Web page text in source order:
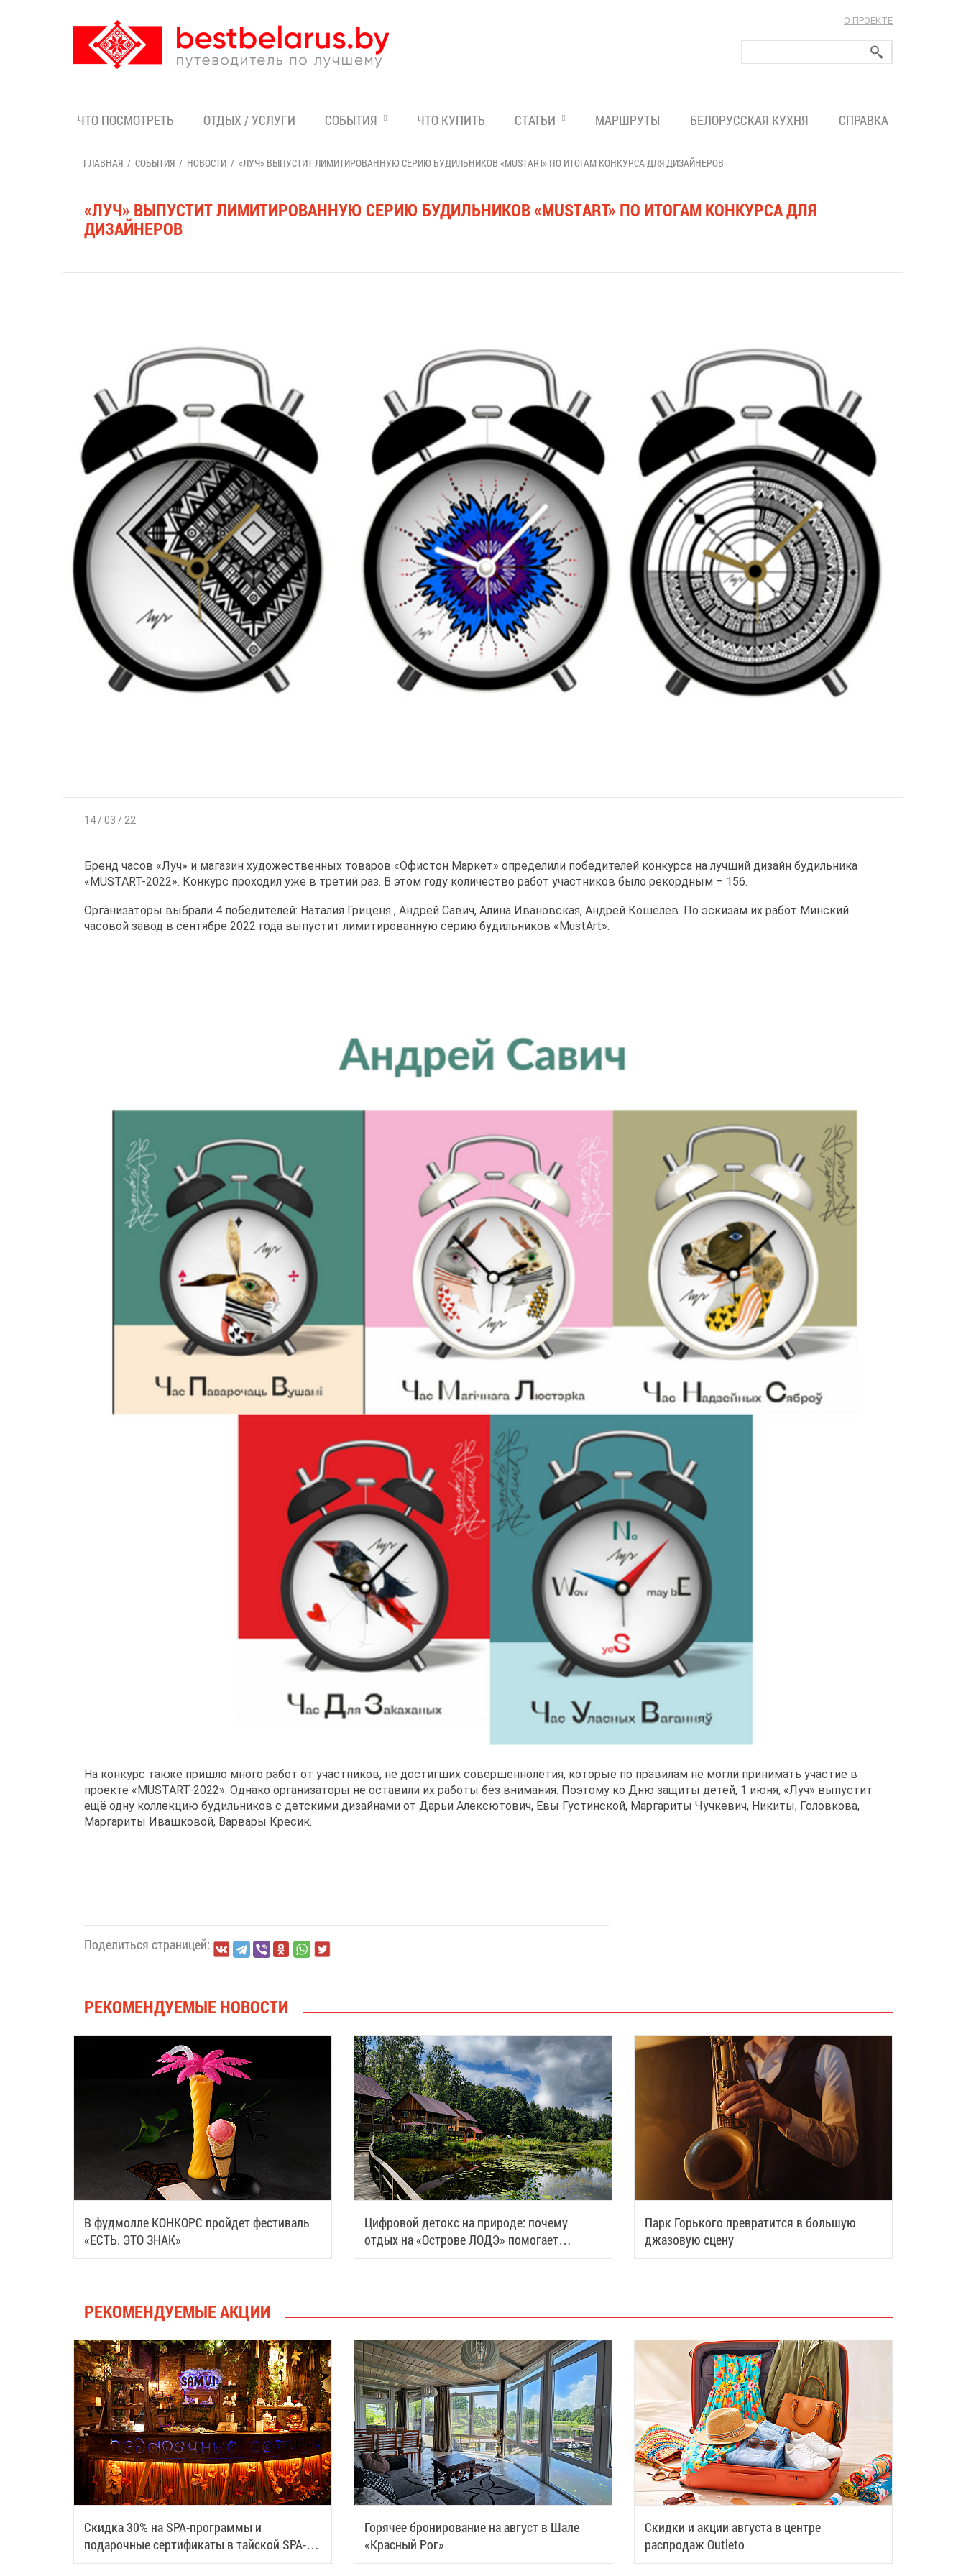
О ПРОЕКТЕ
ЧТО ПОСМОТРЕТЬ ОТДЫХ / УСЛУГИ СОБЫТИЯ ЧТО КУПИТЬ СТАТЬИ МАРШРУТЫ БЕЛОРУССКАЯ КУХНЯ СПРАВКА
ГЛАВНАЯ СОБЫТИЯ НОВОСТИ «ЛУЧ» ВЫПУСТИТ ЛИМИТИРОВАННУЮ СЕРИЮ БУДИЛЬНИКОВ «MUSTART» ПО ИТОГАМ КОНКУРСА ДЛЯ ДИЗАЙНЕРОВ
«ЛУЧ» ВЫПУСТИТ ЛИМИТИРОВАННУЮ СЕРИЮ БУДИЛЬНИКОВ «MUSTART» ПО ИТОГАМ КОНКУРСА ДЛЯ
ДИЗАЙНЕРОВ
14 / 03 / 22
Бренд часов «Луч» и магазин художественных товаров «Офистон Маркет» определили победителей конкурса на лучший дизайн будильника
«MUSTART-2022». Конкурс проходил уже в третий раз. В этом году количество работ участников было рекордным – 156.
Организаторы выбрали 4 победителей: Наталия Гриценя , Андрей Савич, Алина Ивановская, Андрей Кошелев. По эскизам их работ Минский
часовой завод в сентябре 2022 года выпустит лимитированную серию будильников «MustArt».
На конкурс также пришло много работ от участников, не достигших совершеннолетия, которые по правилам не могли принимать участие в
проекте «MUSTART-2022». Однако организаторы не оставили их работы без внимания. Поэтому ко Дню защиты детей, 1 июня, «Луч» выпустит
ещё одну коллекцию будильников с детскими дизайнами от Дарьи Алексютович, Евы Густинской, Маргариты Чучкевич, Никиты, Головкова,
Маргариты Ивашковой, Варвары Кресик.
Поделиться страницей:
РЕКОМЕНДУЕМЫЕ НОВОСТИ
В фудмолле КОНКОРС пройдет фестиваль
«ЕСТЬ. ЭТО ЗНАК»
Цифровой детокс на природе: почему
отдых на «Острове ЛОДЭ» помогает
восстановить силы
Парк Горького превратится в большую
джазовую сцену
РЕКОМЕНДУЕМЫЕ АКЦИИ
Скидка 30% на SPA-программы и
подарочные сертификаты в тайской SPA-
деревне Samui
Горячее бронирование на август в Шале
«Красный Рог»
Скидки и акции августа в центре
распродаж Outleto